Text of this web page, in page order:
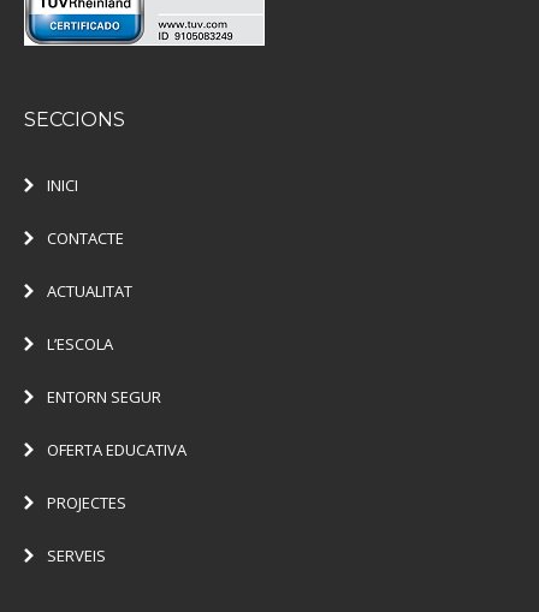
SECCIONS
INICI
CONTACTE
ACTUALITAT
L’ESCOLA
ENTORN SEGUR
OFERTA EDUCATIVA
PROJECTES
SERVEIS